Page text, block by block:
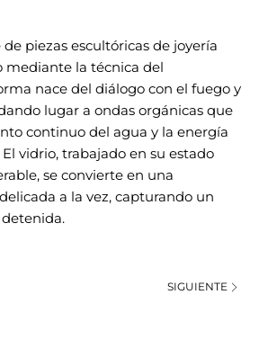
piezas escultóricas de joyería
mediante la técnica del
nace del diálogo con el fuego y
lugar a ondas orgánicas que
continuo del agua y la energía
vidrio, trabajado en su estado
se convierte en una
a la vez, capturando un
SIGUIENTE